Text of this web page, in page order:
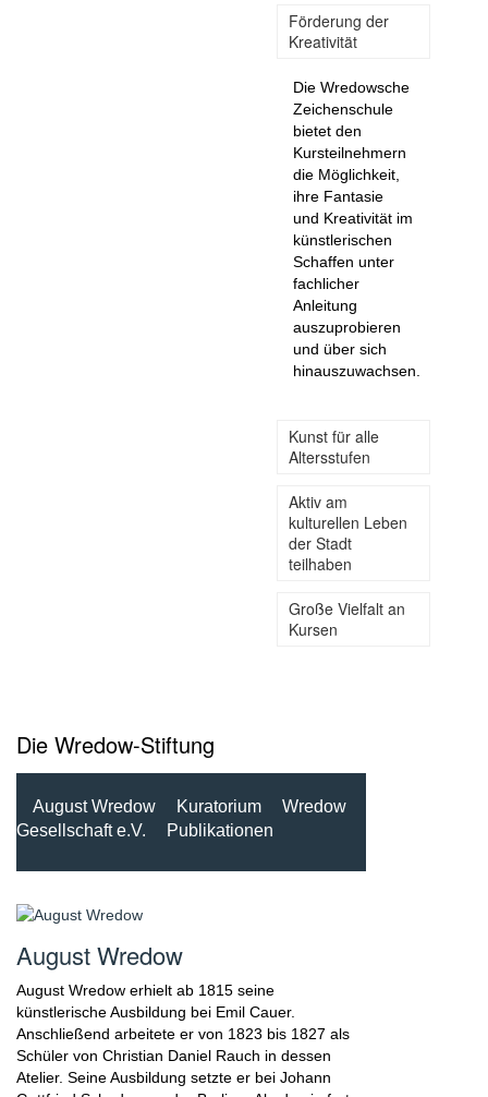
Förderung der
Kreativität
Die Wredowsche
Zeichenschule
bietet den
Kursteilnehmern
die Möglichkeit,
ihre Fantasie
und Kreativität im
künstlerischen
Schaffen unter
fachlicher
Anleitung
auszuprobieren
und über sich
hinauszuwachsen.
Kunst für alle
Altersstufen
Aktiv am
kulturellen Leben
der Stadt
teilhaben
Große Vielfalt an
Kursen
Die Wredow-Stiftung
August Wredow Kuratorium
Wredow
Gesellschaft e.V.
Publikationen
August Wredow
August Wredow erhielt ab 1815 seine
künstlerische Ausbildung bei Emil Cauer.
Anschließend arbeitete er von 1823 bis 1827 als
Schüler von Christian Daniel Rauch in dessen
Atelier. Seine Ausbildung setzte er bei Johann